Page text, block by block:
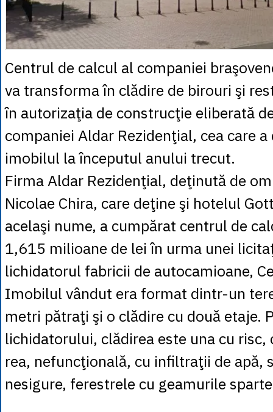
Centrul de calcul al companiei
va transforma în clădire de birouri şi
în autorizaţia de construcţie eliberată
companiei Aldar Rezidenţial, cea care
imobilul la începutul anului trecut.
Firma Aldar Rezidenţial, deţinută de
Nicolae Chira, care deţine şi hotelul
acelaşi nume, a cumpărat centrul de
1,615 milioane de lei în urma unei
lichidatorul fabricii de autocamioane,
Imobilul vândut era format dintr-un
metri pătraţi şi o clădire cu două etaje.
lichidatorului, clădirea este una cu risc,
rea, nefuncţională, cu infiltraţii de apă,
nesigure, ferestrele cu geamurile